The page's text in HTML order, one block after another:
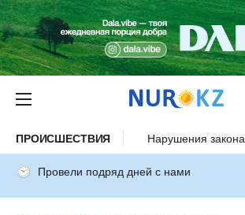
ПРОИСШЕСТВИЯ Нарушения закона
Провели подряд дней с нами